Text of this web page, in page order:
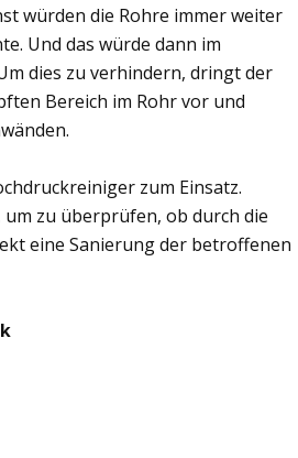
würden die Rohre immer weiter
Und das würde dann im
dies zu verhindern, dringt der
Bereich im Rohr vor und
zum Einsatz.
zu überprüfen, ob durch die
eine Sanierung der betroffenen